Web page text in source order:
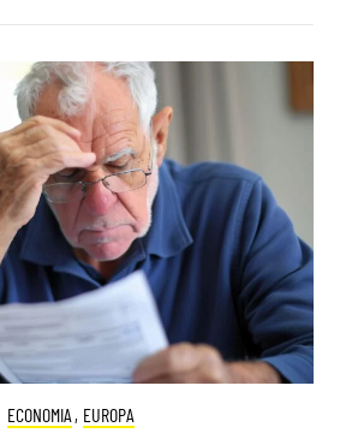
ECONOMIA , EUROPA